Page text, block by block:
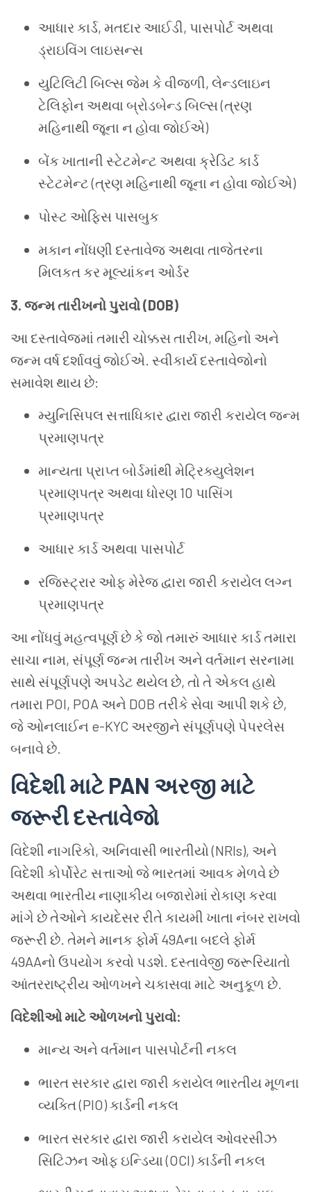
આધાર કાર્ડ, મતદાર આઈડી, પાસપોર્ટ અથવા
ડ્રાઇવિંગ લાઇસન્સ
યુટિલિટી બિલ્સ જેમ કે વીજળી, લેન્ડલાઇન
ટેલિફોન અથવા બ્રોડબેન્ડ બિલ્સ (ત્રણ
મહિનાથી જૂના ન હોવા જોઈએ)
બેંક ખાતાની સ્ટેટમેન્ટ અથવા ક્રેડિટ કાર્ડ
સ્ટેટમેન્ટ (ત્રણ મહિનાથી જૂના ન હોવા જોઈએ)
પોસ્ટ ઓફિસ પાસબુક
મકાન નોંધણી દસ્તાવેજ અથવા તાજેતરના
મિલકત કર મૂલ્યાંકન ઓર્ડર
3. જન્મ તારીખનો પુરાવો (DOB)
આ દસ્તાવેજમાં તમારી ચોક્કસ તારીખ, મહિનો અને
જન્મ વર્ષ દર્શાવવું જોઈએ. સ્વીકાર્ય દસ્તાવેજોનો
સમાવેશ થાય છે:
મ્યુનિસિપલ સત્તાધિકાર દ્વારા જારી કરાયેલ જન્મ
પ્રમાણપત્ર
માન્યતા પ્રાપ્ત બોર્ડમાંથી મેટ્રિક્યુલેશન
પ્રમાણપત્ર અથવા ધોરણ 10 પાસિંગ
પ્રમાણપત્ર
આધાર કાર્ડ અથવા પાસપોર્ટ
રજિસ્ટ્રાર ઓફ મેરેજ દ્વારા જારી કરાયેલ લગ્ન
પ્રમાણપત્ર
આ નોંધવું મહત્વપૂર્ણ છે કે જો તમારું આધાર કાર્ડ તમારા
સાચા નામ, સંપૂર્ણ જન્મ તારીખ અને વર્તમાન સરનામા
સાથે સંપૂર્ણપણે અપડેટ થયેલ છે, તો તે એકલ હાથે
તમારા POI, POA અને DOB તરીકે સેવા આપી શકે છે,
જે ઓનલાઈન e-KYC અરજીને સંપૂર્ણપણે પેપરલેસ
બનાવે છે.
વિદેશી માટે PAN અરજી માટે
જરૂરી દસ્તાવેજો
વિદેશી નાગરિકો, અનિવાસી ભારતીયો (NRIs), અને
વિદેશી કોર્પોરેટ સત્તાઓ જે ભારતમાં આવક મેળવે છે
અથવા ભારતીય નાણાકીય બજારોમાં રોકાણ કરવા
માંગે છે તેઓને કાયદેસર રીતે કાયમી ખાતા નંબર રાખવો
જરૂરી છે. તેમને માનક ફોર્મ 49Aના બદલે ફોર્મ
49AAનો ઉપયોગ કરવો પડશે. દસ્તાવેજી જરૂરિયાતો
આંતરરાષ્ટ્રીય ઓળખને ચકાસવા માટે અનુકૂળ છે.
વિદેશીઓ માટે ઓળખનો પુરાવો:
માન્ય અને વર્તમાન પાસપોર્ટની નકલ
ભારત સરકાર દ્વારા જારી કરાયેલ ભારતીય મૂળના
વ્યક્તિ (PIO) કાર્ડની નકલ
ભારત સરકાર દ્વારા જારી કરાયેલ ઓવરસીઝ
સિટિઝન ઓફ ઇન્ડિયા (OCI) કાર્ડની નકલ